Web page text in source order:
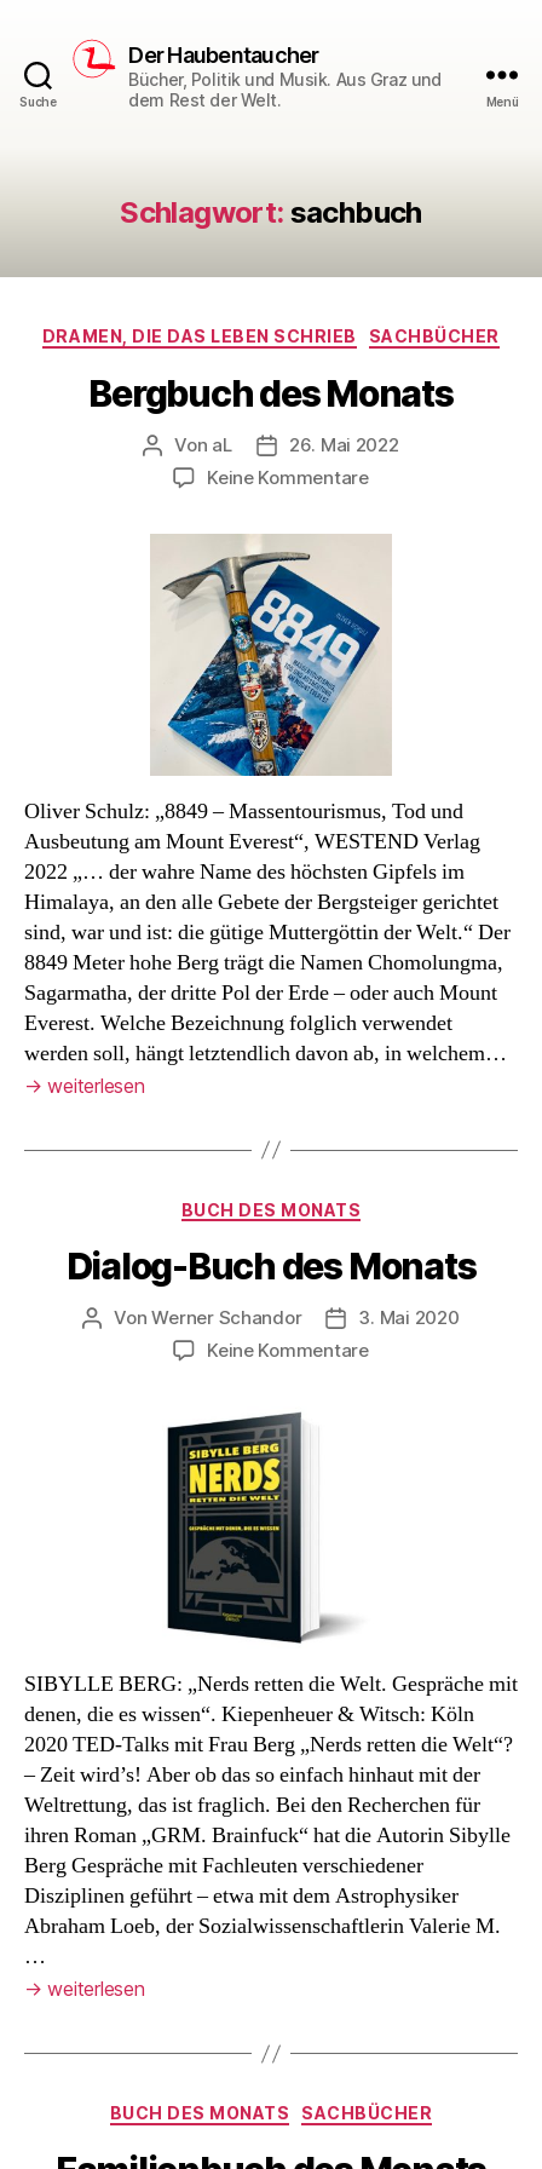
Suche
Der Haubentaucher
Bücher, Politik und Musik. Aus Graz und
dem Rest der Welt.
Menü
Schlagwort: sachbuch
Kategorien
DRAMEN, DIE DAS LEBEN SCHRIEB SACHBÜCHER
Bergbuch des Monats
Beitragsautor
Von aL Veröffentlichungsdatum
26. Mai 2022
Keine Kommentarezu
des
Oliver Schulz: „8849 – Massentourismus, Tod und
Ausbeutung am Mount Everest“, WESTEND Verlag
2022 „… der wahre Name des höchsten Gipfels im
Himalaya, an den alle Gebete der Bergsteiger gerichtet
sind, war und ist: die gütige Muttergöttin der Welt.“ Der
8849 Meter hohe Berg trägt die Namen Chomolungma,
Sagarmatha, der dritte Pol der Erde – oder auch Mount
Everest. Welche Bezeichnung folglich verwendet
werden soll, hängt letztendlich davon ab, in welchem…
→ weiterlesen
Kategorien
BUCH DES MONATS
Dialog-Buch des Monats
Beitragsautor
VonWerner Schandor
3. Mai 2020
Keine Kommentarezu
SIBYLLE BERG: „Nerds retten die Welt. Gespräche mit
denen, die es wissen“. Kiepenheuer & Witsch: Köln
2020 TED-Talks mit Frau Berg „Nerds retten die Welt“?
– Zeit wird’s! Aber ob das so einfach hinhaut mit der
Weltrettung, das ist fraglich. Bei den Recherchen für
ihren Roman „GRM. Brainfuck“ hat die Autorin Sibylle
Berg Gespräche mit Fachleuten verschiedener
Disziplinen geführt – etwa mit dem Astrophysiker
Abraham Loeb, der Sozialwissenschaftlerin Valerie M.
…
→ weiterlesen
Kategorien
BUCH DES MONATS SACHBÜCHER